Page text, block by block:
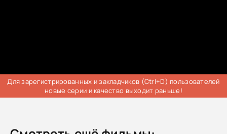
Для зарегистрированных и закладчиков (Ctrl+D) пользователей
новые серии и качество выходит раньше!